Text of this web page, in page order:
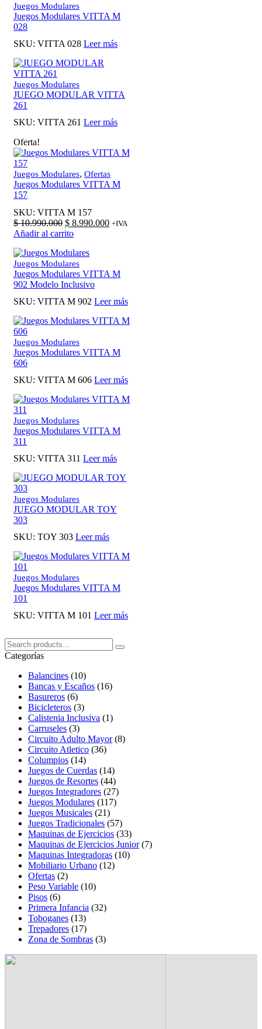
Juegos Modulares
Juegos Modulares VITTA M
028
SKU: VITTA 028 Leer más
Juegos Modulares
JUEGO MODULAR VITTA
261
SKU: VITTA 261 Leer más
Oferta!
Juegos Modulares, Ofertas
Juegos Modulares VITTA M
157
SKU: VITTA M 157
$10.990.000 El
precio
era:
$ 10.990.000.
$ 8.990.000El+IVA
Añadir al carrito
Juegos Modulares
Juegos Modulares VITTA M
902 Modelo Inclusivo
SKU: VITTA M 902 Leer más
Juegos Modulares
Juegos Modulares VITTA M
606
SKU: VITTA M 606 Leer más
Juegos Modulares
Juegos Modulares VITTA M
311
SKU: VITTA 311 Leer más
Juegos Modulares
JUEGO MODULAR TOY
303
SKU: TOY 303 Leer más
Juegos Modulares
Juegos Modulares VITTA M
101
SKU: VITTA M 101 Leer más
Buscar:
Search
Categorías
Balancines (10)
Bancas y Escaños (16)
Basureros (6)
Bicicleteros (3)
Calistenia Inclusiva (1)
Carruseles (3)
Circuito Adulto Mayor (8)
Circuito Atletico (36)
Columpios (14)
Juegos de Cuerdas (14)
Juegos de Resortes (44)
Juegos Integradores (27)
Juegos Modulares (117)
Juegos Musicales (21)
Juegos Tradicionales (57)
Maquinas de Ejercicios (33)
Maquinas de Ejercicios Junior (7)
Maquinas Integradoras (10)
Mobiliario Urbano (12)
Ofertas (2)
Peso Variable (10)
Pisos (6)
Primera Infancia (32)
Toboganes (13)
Trepadores (17)
Zona de Sombras (3)